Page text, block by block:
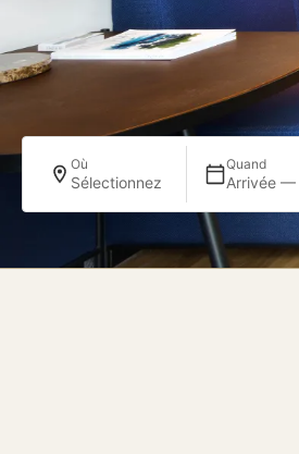
Où
Sélectionnez
Quand
Arrivée —